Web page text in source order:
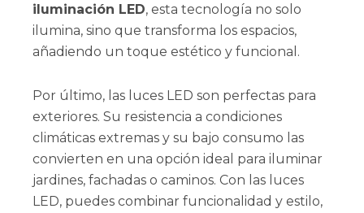
iluminación LED, esta tecnología no solo
ilumina, sino que transforma los espacios,
añadiendo un toque estético y funcional.
Por último, las luces LED son perfectas para
exteriores. Su resistencia a condiciones
climáticas extremas y su bajo consumo las
convierten en una opción ideal para iluminar
jardines, fachadas o caminos. Con las luces
LED, puedes combinar funcionalidad y estilo,